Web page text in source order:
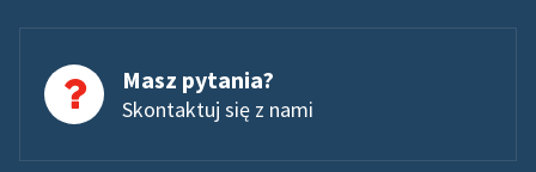
Masz pytania?
Skontaktuj się z nami